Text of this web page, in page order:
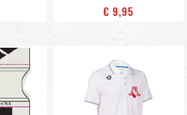
€ 9,95